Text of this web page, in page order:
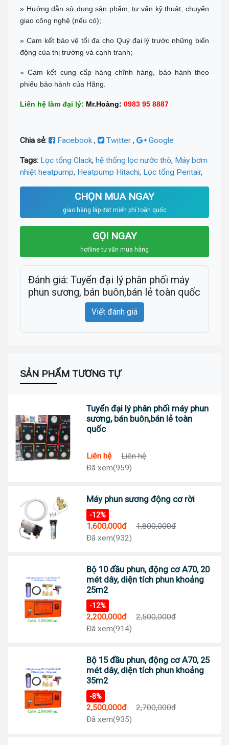
» Hướng dẫn sử dụng sản phẩm, tư vấn kỹ thuật, chuyển
giao công nghệ (nếu có);
» Cam kết bảo vệ tối đa cho Quý đại lý trước những biến
động của thị trường và cạnh tranh;
» Cam kết cung cấp hàng chĩnh hàng, bảo hành theo
phiếu bảo hành của Hãng.
Liên hệ làm đại lý: Mr.Hoàng: 0983 95 8887
Chia sẻ: Facebook, Twitter , Google
Tags: Lọc tổng Clack, hệ thống lọc nước thô, Máy bơm
nhiệt heatpump, Heatpump Hitachi, Lọc tổng Pentair,
CHỌN MUA NGAY
giao hàng lắp đặt miến phí toàn quốc
GỌI NGAY
hotline tư vấn mua hàng
Đánh giá: Tuyển đại lý phân phối máy
phun sương, bán buôn,bán lẻ toàn quốc
Viết đánh giá
SẢN PHẨM TƯƠNG TỰ
Tuyển đại lý phân phối máy phun
sương, bán buôn,bán lẻ toàn
quốc
Liên hệ
Liên hệ
Đã xem(959)
Máy phun sương động cơ rời
-12%
1,600,000đ
1,800,000đ
Đã xem(932)
Bộ 10 đầu phun, động cơ A70, 20
mét dây, diện tích phun khoảng
25m2
-12%
2,200,000đ
2,500,000đ
Đã xem(914)
Bộ 15 đầu phun, động cơ A70, 25
mét dây, diện tích phun khoảng
35m2
-8%
2,500,000đ
2,700,000đ
Đã xem(935)